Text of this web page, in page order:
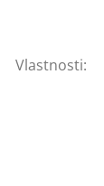
Vlastnosti: